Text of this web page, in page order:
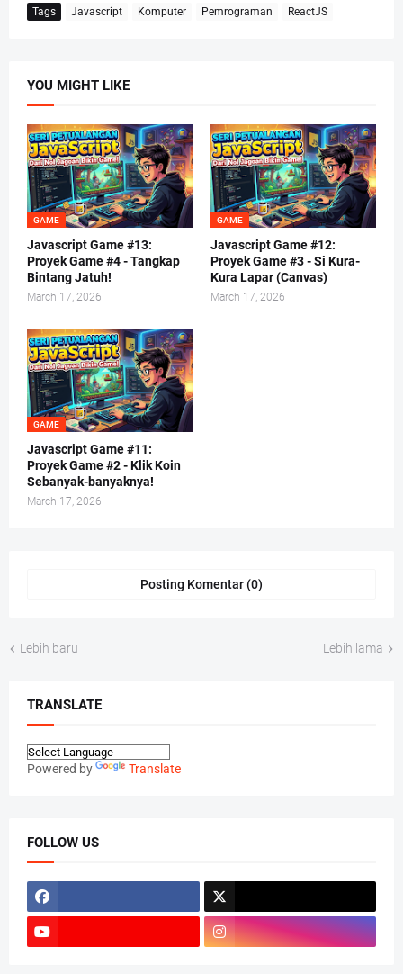
Tags Javascript Komputer Pemrograman ReactJS
YOU MIGHT LIKE
GAME
Javascript Game #13:
Proyek Game #4 - Tangkap
Bintang Jatuh!
March 17, 2026
GAME
Javascript Game #12:
Proyek Game #3 - Si Kura-
Kura Lapar (Canvas)
March 17, 2026
GAME
Javascript Game #11:
Proyek Game #2 - Klik Koin
Sebanyak-banyaknya!
March 17, 2026
Posting Komentar (0)
Lebih baru Lebih lama
TRANSLATE
Powered by Translate
FOLLOW US